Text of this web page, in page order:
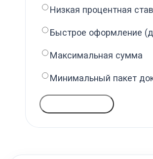
Низкая процентная
Быстрое оформление
Максимальная сумма
Минимальный пакет